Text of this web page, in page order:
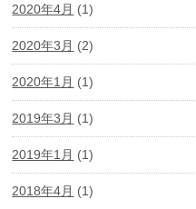
2020年4月 (1)
2020年3月 (2)
2020年1月 (1)
2019年3月 (1)
2019年1月 (1)
2018年4月 (1)